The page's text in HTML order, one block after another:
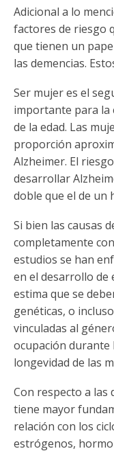
Adicional a lo
factores de riesgo
que tienen un
las demencias.
Ser mujer es el
importante para la
de la edad. Las
proporción
Alzheimer. El
desarrollar
doble que el de un
Si bien las causas
completamente
estudios se han
en el desarrollo de
estima que se
genéticas, o
vinculadas al
ocupación durante
longevidad de las
Con respecto a las
tiene mayor
relación con los
estrógenos,